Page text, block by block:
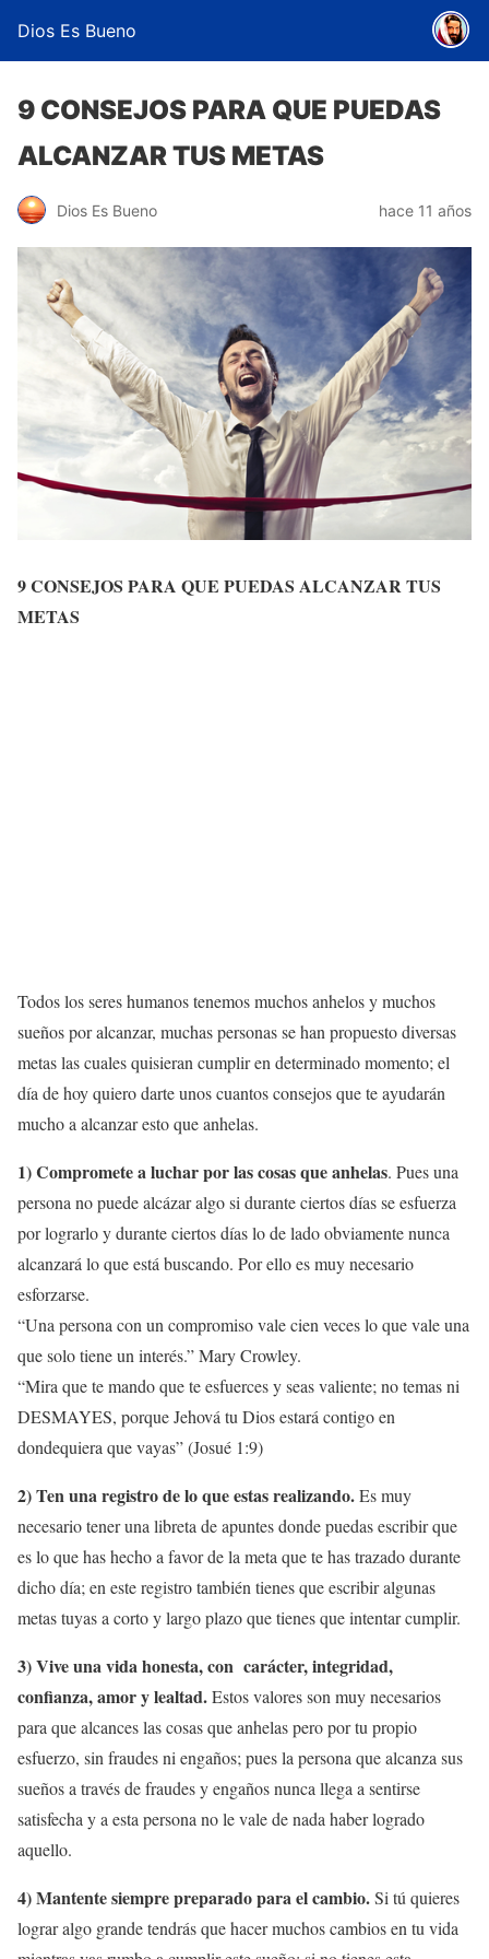
Dios Es Bueno
9 CONSEJOS PARA QUE PUEDAS
ALCANZAR TUS METAS
Dios Es Bueno hace 11 años
9 CONSEJOS PARA QUE PUEDAS ALCANZAR TUS
METAS
Todos los seres humanos tenemos muchos anhelos y muchos
sueños por alcanzar, muchas personas se han propuesto diversas
metas las cuales quisieran cumplir en determinado momento; el
día de hoy quiero darte unos cuantos consejos que te ayudarán
mucho a alcanzar esto que anhelas.
1) Compromete a luchar por las cosas que anhelas. Pues una
persona no puede alcázar algo si durante ciertos días se esfuerza
por lograrlo y durante ciertos días lo de lado obviamente nunca
alcanzará lo que está buscando. Por ello es muy necesario
esforzarse.
“Una persona con un compromiso vale cien veces lo que vale una
que solo tiene un interés.” Mary Crowley.
“Mira que te mando que te esfuerces y seas valiente; no temas ni
DESMAYES, porque Jehová tu Dios estará contigo en
dondequiera que vayas” (Josué 1:9)
2) Ten una registro de lo que estas realizando.Es muy
necesario tener una libreta de apuntes donde puedas escribir que
es lo que has hecho a favor de la meta que te has trazado durante
dicho día; en este registro también tienes que escribir algunas
metas tuyas a corto y largo plazo que tienes que intentar cumplir.
3) Vive una vida honesta, con carácter, integridad,
confianza, amor y lealtad.Estos valores son muy necesarios
para que alcances las cosas que anhelas pero por tu propio
esfuerzo, sin fraudes ni engaños; pues la persona que alcanza sus
sueños a través de fraudes y engaños nunca llega a sentirse
satisfecha y a esta persona no le vale de nada haber logrado
aquello.
4) Mantente siempre preparado para el cambio.Si tú quieres
lograr algo grande tendrás que hacer muchos cambios en tu vida